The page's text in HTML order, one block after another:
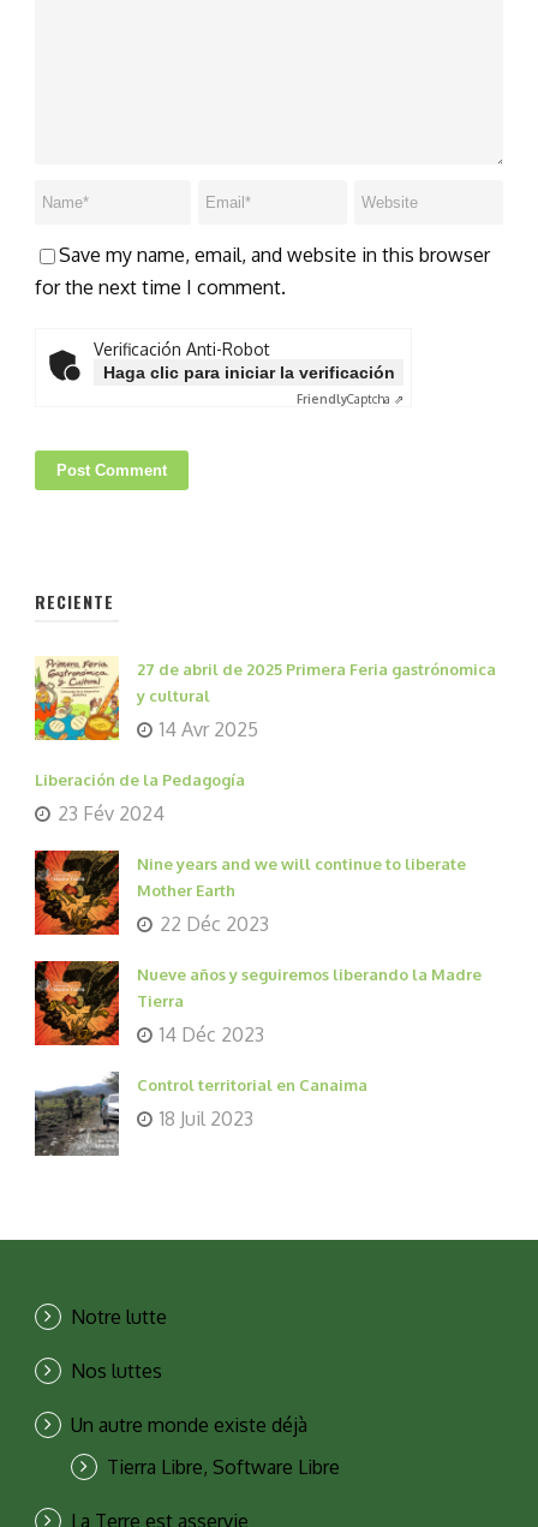
Save my name, email, and website in this browser
for the next time I comment.
Verificación Anti-Robot
Haga clic para iniciar la verificación
FriendlyCaptcha ⇗
RECIENTE
27 de abril de 2025 Primera Feria gastrónomica
y cultural
14 Avr 2025
Liberación de la Pedagogía
23 Fév 2024
Nine years and we will continue to liberate
Mother Earth
22 Déc 2023
Nueve años y seguiremos liberando la Madre
Tierra
14 Déc 2023
Control territorial en Canaima
18 Juil 2023
Notre lutte
Nos luttes
Un autre monde existe déjà
Tierra Libre, Software Libre
La Terre est asservie